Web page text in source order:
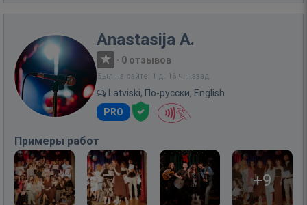
Anastasija A.
· 0 отзывов
Был на сайте: 1 д. 16 ч. назад
Latviski, По-русски, English
PRO
Примеры работ
+9